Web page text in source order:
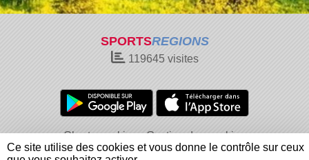
SPORTSREGIONS
119645 visites
Charte cookies
Gestion des cookies
Informations légales
Signaler un contenu inapproprié
Ce site utilise des cookies et vous donne le contrôle sur ceux